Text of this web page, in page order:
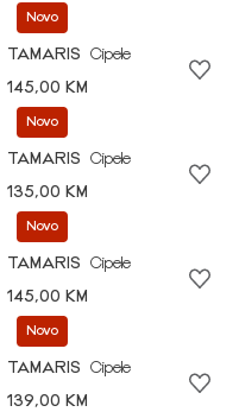
Novo
TAMARIS
Cipele
145,00 KM
Novo
TAMARIS
Cipele
135,00 KM
Novo
TAMARIS
Cipele
145,00 KM
Novo
TAMARIS
Cipele
139,00 KM